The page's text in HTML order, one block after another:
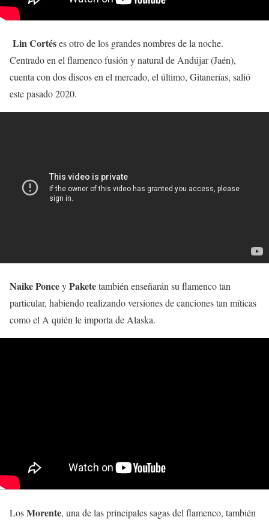
Lin Cortéses otro de los grandes nombres de la noche.
Centrado en el flamenco fusión y natural de Andújar (Jaén),
cuenta con dos discos en el mercado, el último, Gitanerías, salió
este pasado 2020.
Naike PonceyPaketetambién enseñarán su flamenco tan
particular, habiendo realizando versiones de canciones tan míticas
como el A quién le importa de Alaska.
LosMorente, una de las principales sagas del flamenco, también